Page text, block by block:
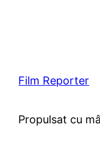
Film Reporter
Propulsat cu